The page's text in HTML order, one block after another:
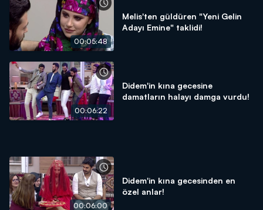
00:05:48
Melis'ten güldüren "Yeni Gelin
Adayı Emine" taklidi!
00:06:22
Didem'in kına gecesine
damatların halayı damga vurdu!
00:06:00
Didem'in kına gecesinden en
özel anlar!